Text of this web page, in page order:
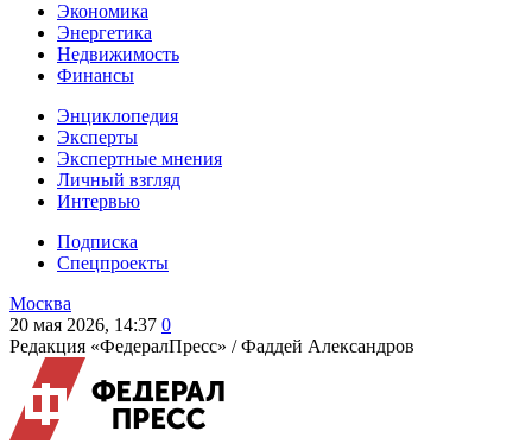
Экономика
Энергетика
Недвижимость
Финансы
Энциклопедия
Эксперты
Экспертные мнения
Личный взгляд
Интервью
Подписка
Спецпроекты
Москва
20 мая 2026, 14:37 0
Редакция «ФедералПресс» /Фаддей Александров